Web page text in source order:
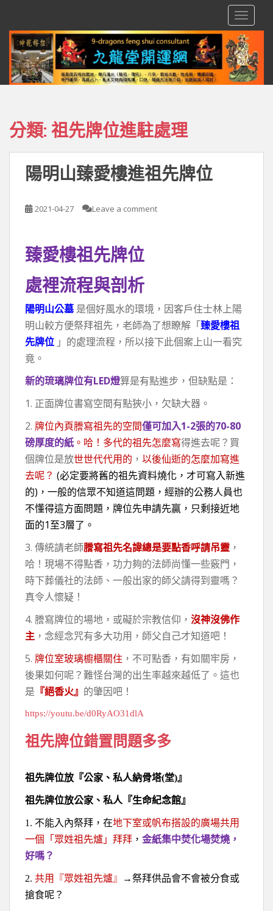
分類: 祖先牌位進駐處理
陽明山臻愛樓進祖先牌位
2021-04-27 Leave a comment
臻愛樓祖先牌位
處裡流程與剖析
陽明山公墓是個好風水的環境，因客戶住士林上陽
明山較方便祭拜祖先，老師為了想瞭解「臻愛樓祖
先牌位 」的處理流程，所以接下此個案上山一看究
竟。
新的琉璃牌位有LED燈算是有點進步，但缺點是：
1. 正面牌位書寫空間有點狹小，欠缺大器。
2. 牌位內頁謄寫祖先的空間僅可加入1-2張的70-80
磅厚度的紙。哈！多代的祖先怎麼寫得進去呢？買
個牌位是放世世代代用的 ， 以後仙逝的怎麼加寫進
去呢？ (必定要將舊的祖先資料燒化，才可寫入新進
的)，一般的信眾不知道這問題，經辦的公務人員也
不懂得這方面問題，牌位先申請先贏，只剩接近地
面的1至3層了。
3. 傳統請老師謄寫祖先名諱總是要點香呼請吊靈 ，
哈！現場不得點香，功力夠的法師尚懂一些竅門，
時下葬儀社的法師、一般出家的師父請得到靈嗎？
真令人懷疑！
4. 謄寫牌位的場地，或礙於宗教信仰， 沒神沒佛作
主 ，念經念咒有多大功用，師父自己才知道吧！
5. 牌位室玻璃櫥櫃關住 ，不可點香，有如關牢房，
後果如何呢？難怪台灣的出生率越來越低了。這也
是 『絕香火』 的肇因吧！
https://youtu.be/d0RyAO31dlA
祖先牌位錯置問題多多
祖先牌位放『公家、私人納骨塔(堂)』
祖先牌位放公家、私人『生命紀念館』
1. 不能入內祭拜，在地下室或帆布搭設的廣場共用
一個「眾姓祖先爐」拜拜 ， 金紙集中焚化場焚燒，
好嗎？
2. 共用『眾姓祖先爐』 →祭拜供品會不會被分食或
搶食呢？